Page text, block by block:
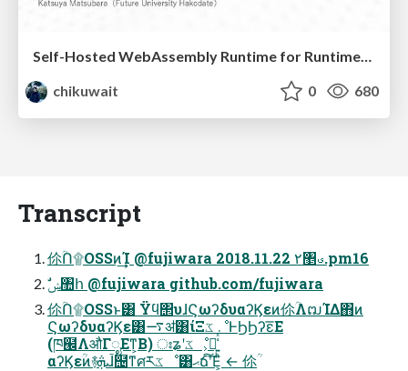
chikuwait
0 680
Transcript
伱ؒՈ۩OSSͷ͢͢Ί @fujiwara 2018.11.22 ٢঵ࣉ.pm16
ࣗݾ঺հ @fujiwara github.com/fujiwara
伱ؒՈ۩OSSͱ͸ Ϋϥ΢υɺϚωʔδυαʔϏεͷ伱ؒΛຒΊΔ΋ͷ
ϚωʔδυαʔϏε͸࠷ॳ͸ίΞػೳͰϦϦʔε͞Ε
(ཁ๬ΛऔΓೖΕͳ͕Β) ঃʑʹػೳ͕૿͍͑ͯ͘
αʔϏεؒͷ࿈ܞɺࠣ຤ͳศརػೳ͸ޙճ͠ʹ͞Ε͕ͪ ← 伱ؒ